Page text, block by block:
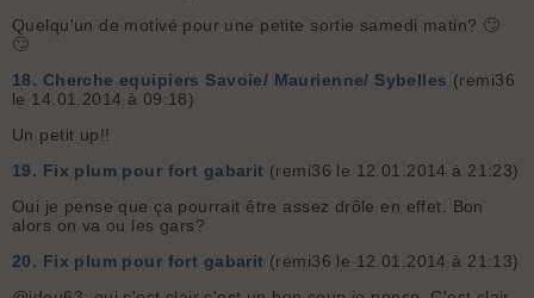
Quelqu'un de motivé pour une petite sortie samedi matin? 🙄
🙄
18. Cherche equipiers Savoie/ Maurienne/ Sybelles (remi36
le 14.01.2014 à 09:18)
Un petit up!!
19. Fix plum pour fort gabarit (remi36 le 12.01.2014 à 21:23)
Oui je pense que ça pourrait être assez drôle en effet. Bon
alors on va ou les gars?
20. Fix plum pour fort gabarit (remi36 le 12.01.2014 à 21:13)